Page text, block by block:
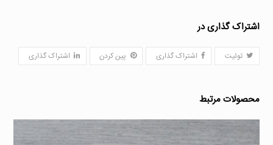
اشتراک گذاری در
توئیت اشتراک گذاری پین کردن اشتراک گذاری
محصولات مرتبط